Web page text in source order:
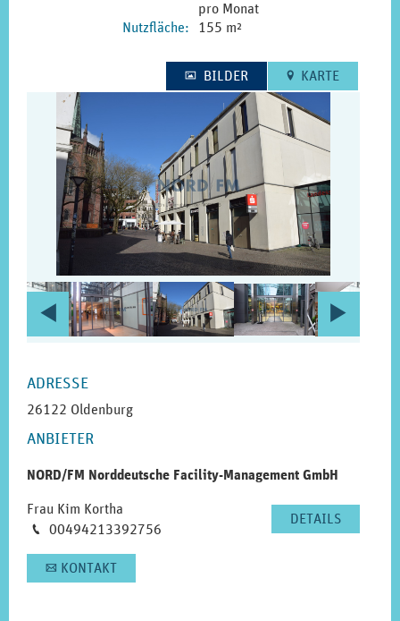
pro Monat
Nutz­fläche: 155 m²
1BILDER E KARTE
c
VORHERIGE
SEITE
d
SEITENLEISTE
ADRESSE
26122 Oldenburg
ANBIETER
NORD/FM Norddeutsche Facility-Management GmbH
Frau Kim Kortha
DETAILS
M Telefon
00494213392756
A KONTAKT